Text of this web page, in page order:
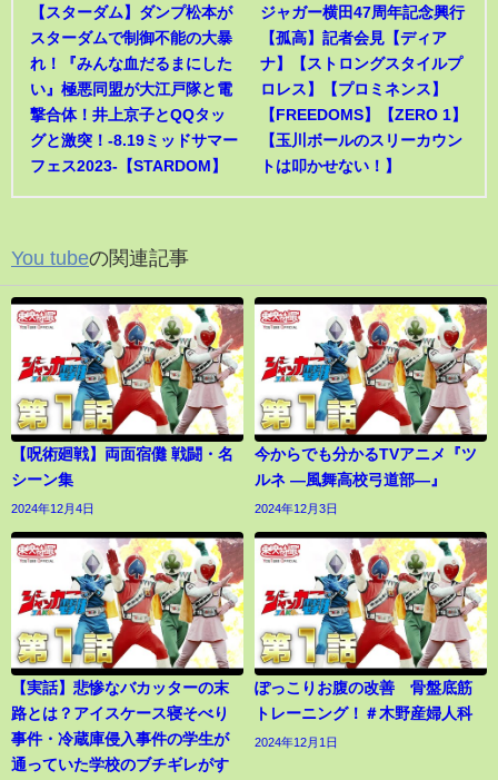
【スターダム】ダンプ松本が
スターダムで制御不能の大暴
れ！『みんな血だるまにした
い』極悪同盟が大江戸隊と電
撃合体！井上京子とQQタッ
グと激突！-8.19ミッドサマー
フェス2023-【STARDOM】
ジャガー横田47周年記念興行
【孤高】記者会見【ディア
ナ】【ストロングスタイルプ
ロレス】【プロミネンス】
【FREEDOMS】【ZERO 1】
【玉川ボールのスリーカウン
トは叩かせない！】
You tubeの関連記事
【呪術廻戦】両面宿儺 戦闘・名
シーン集
2024年12月4日
今からでも分かるTVアニメ『ツ
ルネ ―風舞高校弓道部―』
2024年12月3日
【実話】悲惨なバカッターの末
路とは？アイスケース寝そべり
事件・冷蔵庫侵入事件の学生が
通っていた学校のブチギレがす
ぽっこりお腹の改善 骨盤底筋
トレーニング！＃木野産婦人科
2024年12月1日